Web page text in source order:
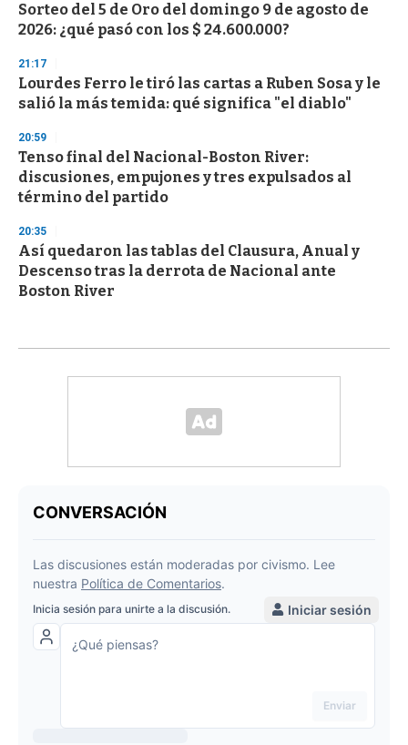
Sorteo del 5 de Oro del domingo 9 de agosto de
2026: ¿qué pasó con los $ 24.600.000?
21:17
Lourdes Ferro le tiró las cartas a Ruben Sosa y le
salió la más temida: qué significa "el diablo"
20:59
Tenso final del Nacional-Boston River:
discusiones, empujones y tres expulsados al
término del partido
20:35
Así quedaron las tablas del Clausura, Anual y
Descenso tras la derrota de Nacional ante
Boston River